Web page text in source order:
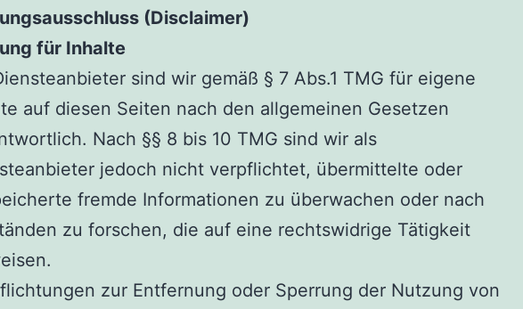
(Disclaimer)
für Inhalte
sind wir gemäß § 7 Abs.1 TMG für eigene
auf diesen Seiten nach den allgemeinen Gesetzen
Nach §§ 8 bis 10 TMG sind wir als
jedoch nicht verpflichtet, übermittelte oder
fremde Informationen zu überwachen oder nach
zu forschen, die auf eine rechtswidrige Tätigkeit
zur Entfernung oder Sperrung der Nutzung von